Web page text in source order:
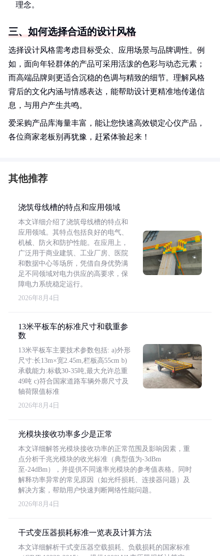
理念。
三、如何选择合适的设计风格
选择设计风格需考虑目标受众、应用场景与品牌调性。例
如，面向年轻群体的产品可采用活泼的色彩与动态元素；
而高端品牌则更适合沉稳的色调与精致的细节。理解风格
背后的文化内涵与情感表达，能帮助设计更精准地传递信
息，与用户产生共鸣。
爱采购产品库海量丰富，能让您快速高效锁定心仪产品，
各位商家老板别再犹豫，赶紧体验起来！
其他推荐
浇筑母线槽的特点和应用领域
本文详细介绍了浇筑母线槽的特点和
应用领域。其特点包括良好的电气、
机械、防火和防护性能。在应用上，
广泛用于商业建筑、工业厂房、医院
和数据中心等场所，凭借自身优势满
足不同领域对电力供应的高要求，保
障电力系统稳定运行。
2026年8月4日
13米平板车的标准尺寸和载重参
数
13米平板车主要技术参数包括: a)外形
尺寸:长13m×宽2.45m,栏板高55cm b)
承载能力:标载30-35吨,最大允许总重
49吨 c)符合国家道路车辆外廓尺寸及
轴荷限值标准
2026年8月4日
光模块接收功率多少是正常
本文详细解答光模块接收功率的正常范围及影响因素，重
点分析千兆光模块的收光标准（典型值为-3dBm
至-24dBm），并提供不同速率光模块的参考值表格。同时
解释功率异常的常见原因（如光纤损耗、连接器问题）及
解决方案，帮助用户快速判断网络性能问题。
2026年8月4日
干式变压器损耗标准一览表及计算方法
本文详细解析干式变压器空载损耗、负载损耗的国家标准